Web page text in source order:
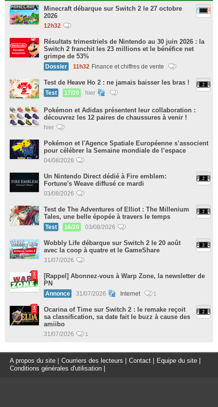
Minecraft débarque sur Switch 2 le 27 octobre
2026
12h32
Résultats trimestriels de Nintendo au 30 juin 2026 : la
Switch 2 franchit les 23 millions et le bénéfice net
grimpe de 53%
Dossier 11h32 Finance et chiffres de vente
Test de Heave Ho 2 : ne jamais baisser les bras !
Test 17/20 hier
Pokémon et Adidas présentent leur collaboration :
découvrez les 12 paires de chaussures à venir !
hier
Pokémon et l'Agence Spatiale Européenne s’associent
pour célébrer la Semaine mondiale de l’espace
04/08/2026
Un Nintendo Direct dédié à Fire emblem:
Fortune's Weave diffusé ce mardi
03/08/2026
Test de The Adventures of Elliot : The Millenium
Tales, une belle épopée à travers le temps
Test 16/20 03/08/2026
Wobbly Life débarque sur Switch 2 le 20 août
avec la coop à quatre et le GameShare
31/07/2026
[Rappel] Abonnez-vous à Warp Zone, la newsletter de
PN
Annonce 31/07/2026 Internet 1
Ocarina of Time sur Switch 2 : le remake reçoit
sa classification, sa date fait le buzz à cause des
amiibo
31/07/2026 1
A propos du site Courriers des lecteurs Contact Equipe du site
Conditions générales d'utilisation